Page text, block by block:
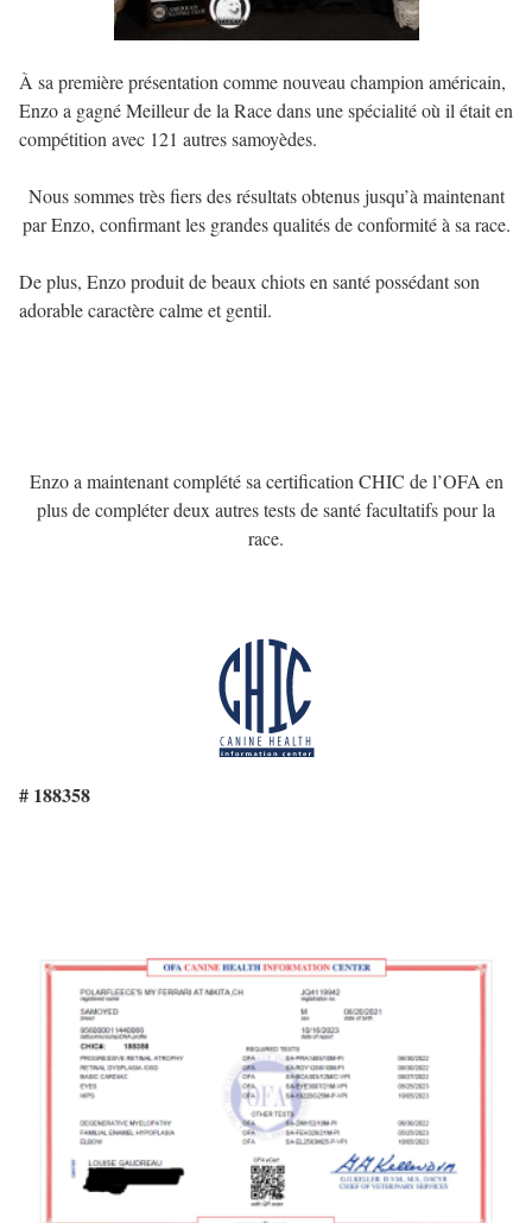
À sa première présentation comme nouveau champion américain,
Enzo a gagné Meilleur de la Race dans une spécialité où il était en
compétition avec 121 autres samoyèdes.
Nous sommes très fiers des résultats obtenus jusqu’à maintenant
par Enzo, confirmant les grandes qualités de conformité à sa race.
De plus, Enzo produit de beaux chiots en santé possédant son
adorable caractère calme et gentil.
Enzo a maintenant complété sa certification CHIC de l’OFA en
plus de compléter deux autres tests de santé facultatifs pour la
race.
# 188358